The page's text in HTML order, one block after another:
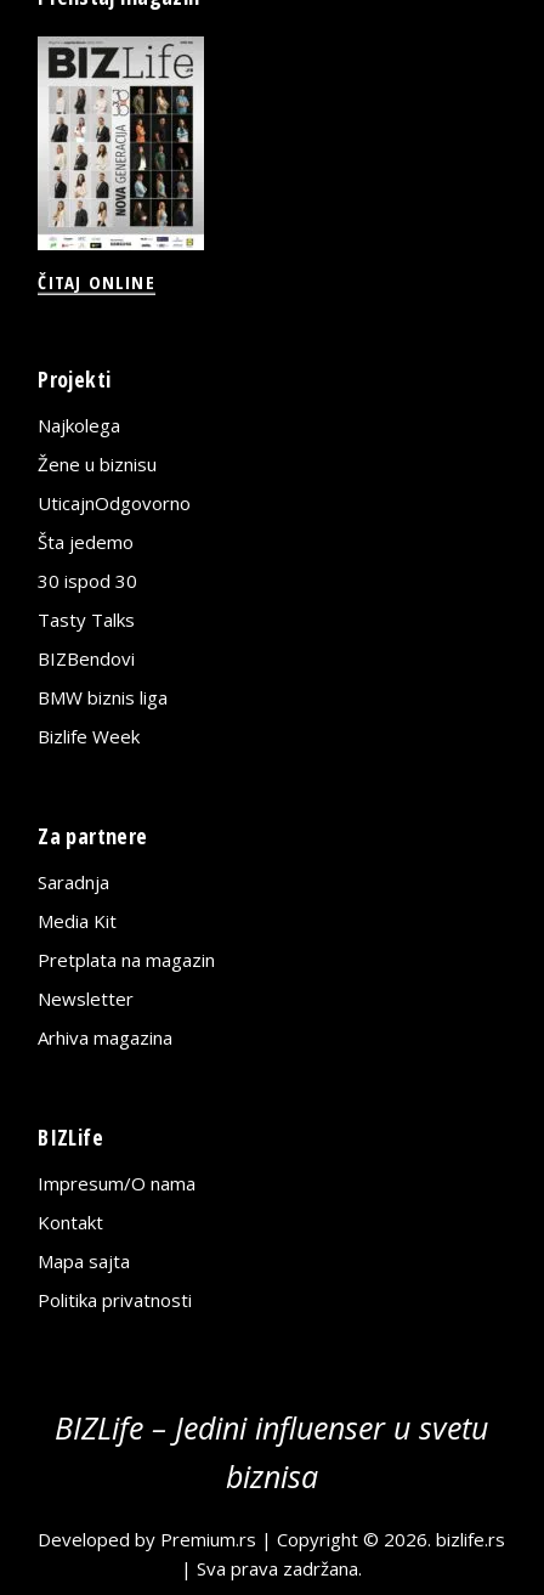
ČITAJ ONLINE
Projekti
Najkolega
Žene u biznisu
UticajnOdgovorno
Šta jedemo
30 ispod 30
Tasty Talks
BIZBendovi
BMW biznis liga
Bizlife Week
Za partnere
Saradnja
Media Kit
Pretplata na magazin
Newsletter
Arhiva magazina
BIZLife
Impresum/O nama
Kontakt
Mapa sajta
Politika privatnosti
BIZLife – Jedini influenser u svetu
biznisa
Developed by Premium.rs | Copyright © 2026.bizlife.rs
| Sva prava zadržana.